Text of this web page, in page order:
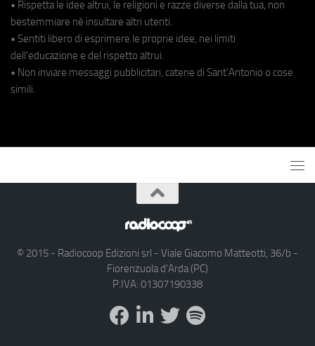
• Rispetta le idee altrui, le religioni e razze diverse dalla tua, non
bestemmiare né insultare altri utenti.
• Sentiti libero di esprimere le proprie idee, nei limiti
dell'educazione e del rispetto altrui.
• Non inviare messaggi pubblicitari, catene di Sant'Antonio o cose
simili.
© 2015 - Radiocoop Edizioni srl - Viale Giacomo Matteotti, 36/b -
Fiorenzuola d'Arda (PC)
P.IVA: 01307190338